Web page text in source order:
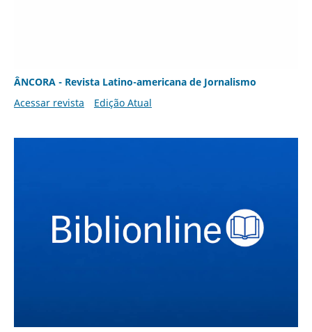
ÂNCORA - Revista Latino-americana de Jornalismo
Acessar revista
Edição Atual